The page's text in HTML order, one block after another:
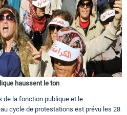
haussent le ton
de la fonction publique et le
cycle de protestations est prévu les 28